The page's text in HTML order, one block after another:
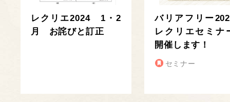
レクリエ2024 1・2
月 お詫びと訂正
バリアフリー
レクリエセミナ
開催します！
セミナー